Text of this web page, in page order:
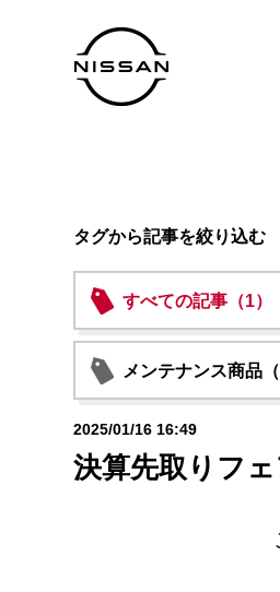
タグから記事を絞り込む
すべての記事（1）
メンテナンス商品（
2025/01/16 16:49
決算先取りフ